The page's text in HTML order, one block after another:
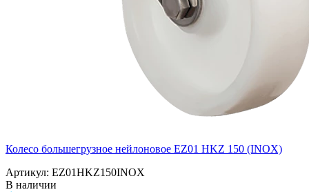
Колесо большегрузное нейлоновое EZ01 HKZ 150 (INOX)
Артикул: EZ01HKZ150INOX
В наличии